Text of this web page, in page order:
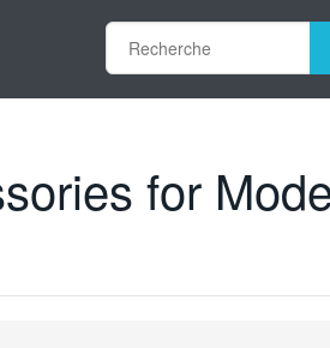
for